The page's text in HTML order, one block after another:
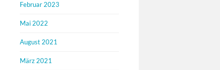
Februar 2023
Mai 2022
August 2021
März 2021